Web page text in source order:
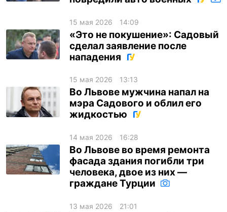
15 мая 2026 14:09
«Это не покушение»: Садовый
сделал заявление после
нападения
15 мая 2026 13:13
Во Львове мужчина напал на
мэра Садового и облил его
жидкостью
14 мая 2026 16:28
Во Львове во время ремонта
фасада здания погибли три
человека, двое из них —
граждане Турции
13 мая 2026 21:01